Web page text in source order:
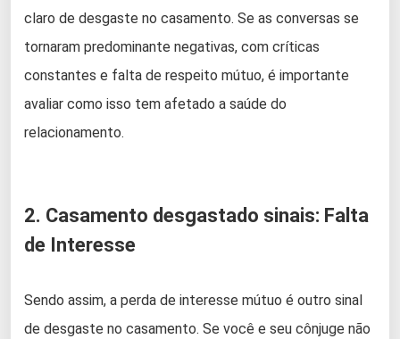
claro de desgaste no casamento. Se as conversas se
tornaram predominante negativas, com críticas
constantes e falta de respeito mútuo, é importante
avaliar como isso tem afetado a saúde do
relacionamento.
2. Casamento desgastado sinais: Falta
de Interesse
Sendo assim, a perda de interesse mútuo é outro sinal
de desgaste no casamento. Se você e seu cônjuge não